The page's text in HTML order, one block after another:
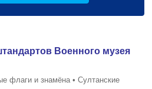
Военного музея
флаги и знамёна • Султанские